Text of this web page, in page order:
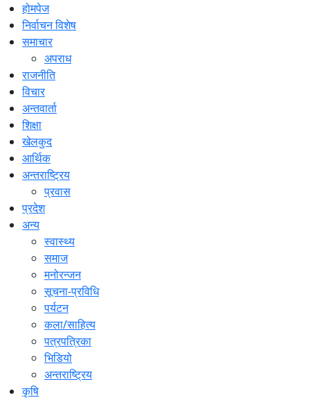
होमपेज
निर्वाचन विशेष
समाचार
अपराध
राजनीति
विचार
अन्तवार्ता
शिक्षा
खेलकुद
आर्थिक
अन्तराष्ट्रिय
प्रवास
प्रदेश
अन्य
स्वास्थ्य
समाज
मनोरन्जन
सूचना-प्रविधि
पर्यटन
कला/साहित्य
पत्रपत्रिका
भिडियो
अन्तराष्ट्रिय
कृषि